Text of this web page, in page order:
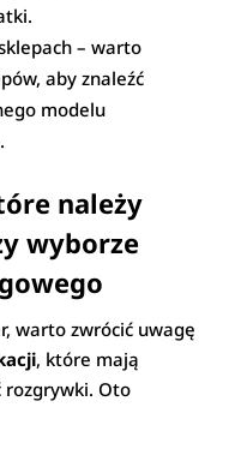
– warto
aby znaleźć
modelu
należy
wyborze
warto zwrócić uwagę
, które mają
rozgrywki. Oto